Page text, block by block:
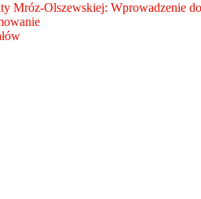
Mróz-Olszewskiej: Wprowadzenie